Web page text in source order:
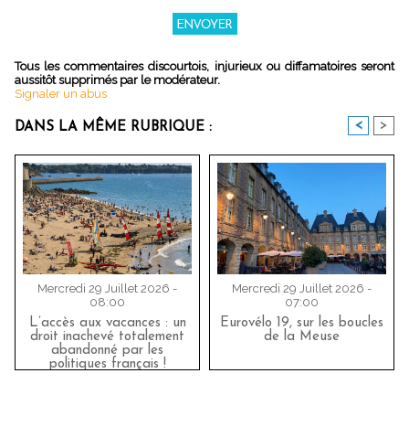
Tous les commentaires discourtois, injurieux ou diffamatoires seront
aussitôt supprimés par le modérateur.
Signaler un abus
DANS LA MÊME RUBRIQUE : < >
Mercredi 29 Juillet 2026 -
08:00
L’accès aux vacances : un
droit inachevé totalement
abandonné par les
politiques français !
Mercredi 29 Juillet 2026 -
07:00
Eurovélo 19, sur les boucles
de la Meuse